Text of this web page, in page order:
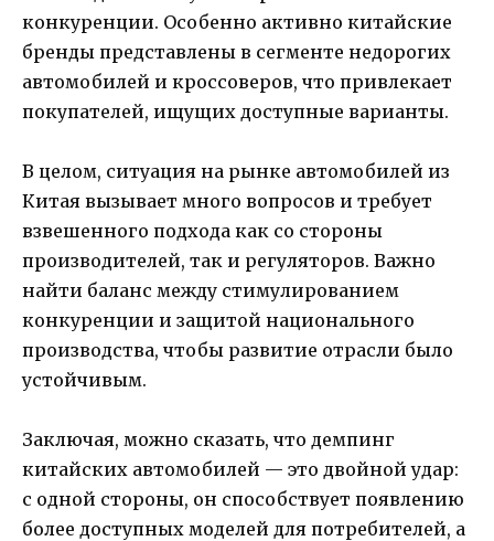
конкуренции. Особенно активно китайские
бренды представлены в сегменте недорогих
автомобилей и кроссоверов, что привлекает
покупателей, ищущих доступные варианты.
В целом, ситуация на рынке автомобилей из
Китая вызывает много вопросов и требует
взвешенного подхода как со стороны
производителей, так и регуляторов. Важно
найти баланс между стимулированием
конкуренции и защитой национального
производства, чтобы развитие отрасли было
устойчивым.
Заключая, можно сказать, что демпинг
китайских автомобилей — это двойной удар:
с одной стороны, он способствует появлению
более доступных моделей для потребителей, а